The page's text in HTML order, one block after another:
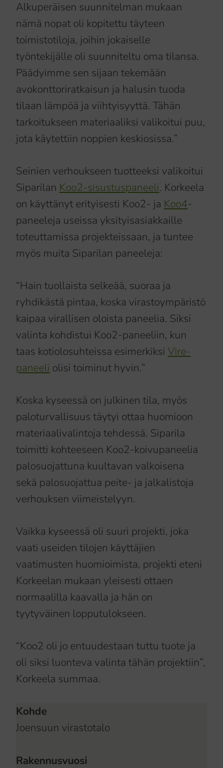
Alkuperäisen suunnitelman mukaan
nämä nopat oli kopitettu täyteen
toimistotiloja, joihin jokaiselle
työntekijälle oli suunniteltu oma tilansa.
Päädyimme sen sijaan tekemään
avokonttoriratkaisun ja halusin tuoda
tilaan lämpöä ja viihtyisyyttä. Tähän
tarkoitukseen materiaaliksi valikoitui puu,
jota käytettiin noppien keskiosissa.”
Seinien verhoukseen tuotteeksi valikoitui
Siparilan Koo2-sisustuspaneeli. Korkeela
on käyttänyt erityisesti Koo2- ja Koo4-
paneeleja useissa yksityisasiakkaille
toteuttamissa projekteissaan, ja tuntee
myös muita Siparilan paneeleja:
“Hain tuollaista selkeää, suoraa ja
ryhdikästä pintaa, koska virastoympäristö
kaipaa virallisen oloista paneelia. Siksi
valinta kohdistui Koo2-paneeliin, kun
taas kotiolosuhteissa esimerkiksi Vire-
paneeli olisi toiminut hyvin.”
Koska kyseessä on julkinen tila, myös
paloturvallisuus täytyi ottaa huomioon
materiaalivalintoja tehdessä. Siparila
toimitti kohteeseen Koo2-koivupaneelia
palosuojattuna kuultavan valkoisena
sekä palosuojattua peite- ja jalkalistoja
verhouksen viimeistelyyn.
Vaikka kyseessä oli suuri projekti, joka
vaati useiden tilojen käyttäjien
vaatimusten huomioimista, projekti eteni
Korkeelan mukaan yleisesti ottaen
normaalilla kaavalla ja hän on
tyytyväinen lopputulokseen.
“Koo2 oli jo entuudestaan tuttu tuote ja
oli siksi luonteva valinta tähän projektiin”,
Korkeela summaa.
Kohde
Joensuun virastotalo
Rakennusvuosi